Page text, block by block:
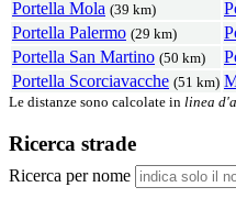
Portella Mola (39 km)
Portella Palermo (29 km)
Portella San Martino (50 km)
Portella Scorciavacche (51 km)
Le distanze sono calcolate in linea
Ricerca strade
Ricerca per nome